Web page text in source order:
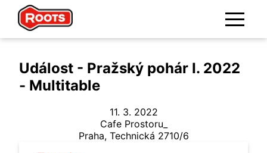
Událost - Pražský pohár I. 2022
- Multitable
11. 3. 2022
Cafe Prostoru_
Praha, Technická 2710/6